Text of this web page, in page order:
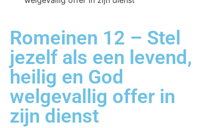
Romeinen 12 – Stel
jezelf als een levend,
heilig en God
welgevallig offer in
zijn dienst